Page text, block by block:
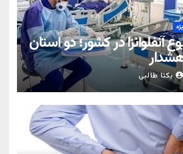
در کشور؛ دو استان
هشدار
یکتا طالبی